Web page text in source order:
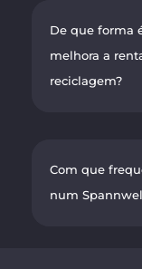
De que forma
melhora a
reciclagem?
Com que
num